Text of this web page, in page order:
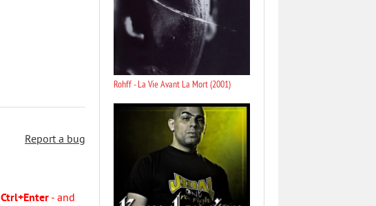
Report a bug
Ctrl+Enter - and
Rohff - La Vie Avant La Mort (2001)